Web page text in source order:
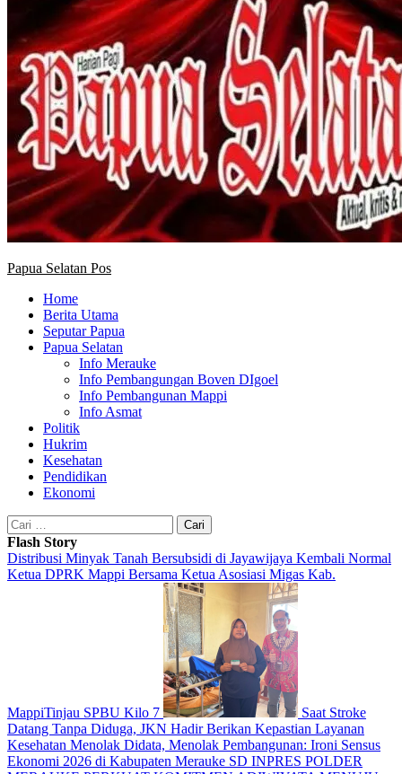
Papua Selatan Pos
Home
Berita Utama
Seputar Papua
Papua Selatan
Info Merauke
Info Pembangungan Boven DIgoel
Info Pembangunan Mappi
Info Asmat
Politik
Hukrim
Kesehatan
Pendidikan
Ekonomi
Cari
untuk:
Flash Story
Distribusi Minyak Tanah Bersubsidi di Jayawijaya Kembali Normal
Ketua DPRK Mappi Bersama Ketua Asosiasi Migas Kab.
MappiTinjau SPBU Kilo 7
Saat Stroke
Datang Tanpa Diduga, JKN Hadir Berikan Kepastian Layanan
Kesehatan Menolak Didata, Menolak Pembangunan: Ironi Sensus
Ekonomi 2026 di Kabupaten Merauke SD INPRES POLDER